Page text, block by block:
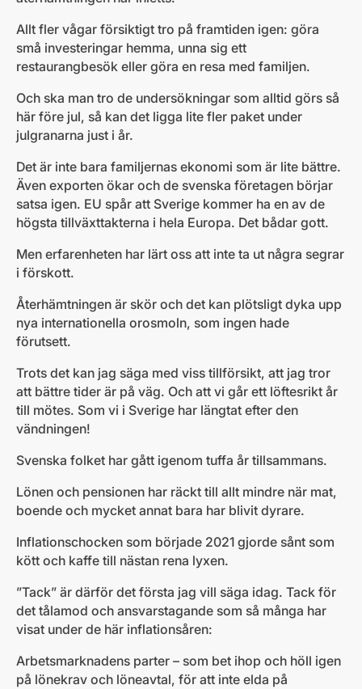
Allt fler vågar försiktigt tro på framtiden igen: göra
små investeringar hemma, unna sig ett
restaurangbesök eller göra en resa med familjen.
Och ska man tro de undersökningar som alltid görs så
här före jul, så kan det ligga lite fler paket under
julgranarna just i år.
Det är inte bara familjernas ekonomi som är lite bättre.
Även exporten ökar och de svenska företagen börjar
satsa igen. EU spår att Sverige kommer ha en av de
högsta tillväxttakterna i hela Europa. Det bådar gott.
Men erfarenheten har lärt oss att inte ta ut några segrar
i förskott.
Återhämtningen är skör och det kan plötsligt dyka upp
nya internationella orosmoln, som ingen hade
förutsett.
Trots det kan jag säga med viss tillförsikt, att jag tror
att bättre tider är på väg. Och att vi går ett löftesrikt år
till mötes. Som vi i Sverige har längtat efter den
vändningen!
Svenska folket har gått igenom tuffa år tillsammans.
Lönen och pensionen har räckt till allt mindre när mat,
boende och mycket annat bara har blivit dyrare.
Inflationschocken som började 2021 gjorde sånt som
kött och kaffe till nästan rena lyxen.
”Tack” är därför det första jag vill säga idag. Tack för
det tålamod och ansvarstagande som så många har
visat under de här inflationsåren:
Arbetsmarknadens parter – som bet ihop och höll igen
på lönekrav och löneavtal, för att inte elda på